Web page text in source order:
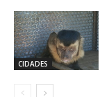
CIDADES